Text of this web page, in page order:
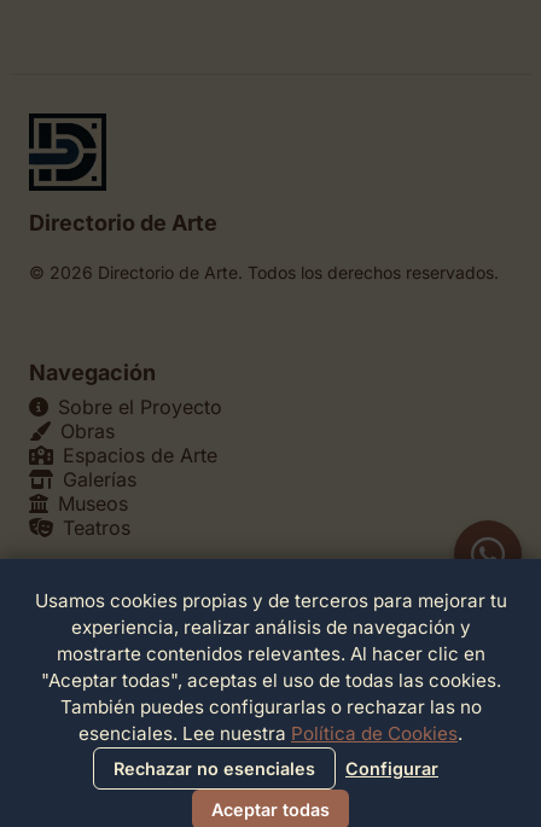
Directorio de Arte
© 2026 Directorio de Arte. Todos los derechos reservados.
Navegación
Sobre el Proyecto
Obras
Espacios de Arte
Galerías
Museos
Teatros
Legales
Política de Privacidad
Política de Cookies
Configuración de Cookies
Términos de Servicio
Contacto
Usamos cookies propias y de terceros para mejorar tu
experiencia, realizar análisis de navegación y
mostrarte contenidos relevantes. Al hacer clic en
"Aceptar todas", aceptas el uso de todas las cookies.
También puedes configurarlas o rechazar las no
esenciales. Lee nuestra Política de Cookies.
Rechazar no esenciales
Configurar
Aceptar todas